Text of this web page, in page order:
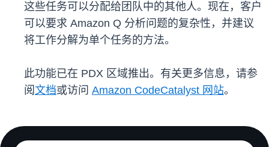
这些任务可以分配给团队中的其他人。现在，客户
可以要求 Amazon Q 分析问题的复杂性，并建议
将工作分解为单个任务的方法。
此功能已在 PDX 区域推出。有关更多信息，请参
阅 文档或访问 Amazon CodeCatalyst 网站。